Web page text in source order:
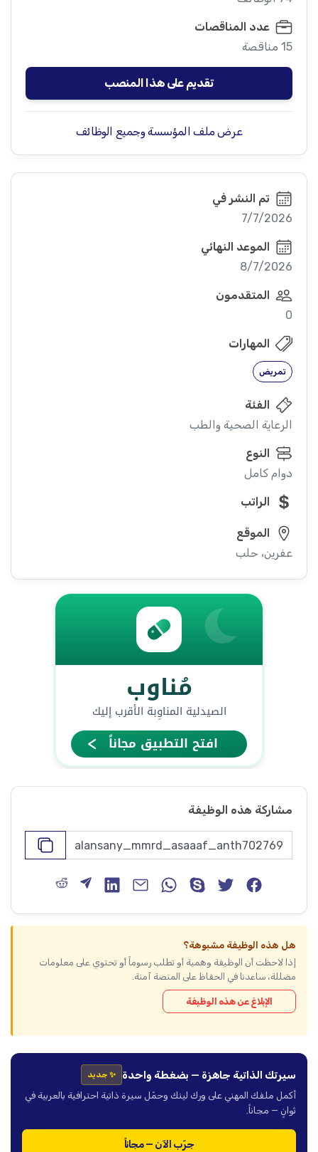
عدد المناقصات
15 مناقصة
تقديم على هذا المنصب
عرض ملف المؤسسة وجميع الوظائف
تم النشر في
7/7/2026
الموعد النهائي
8/7/2026
المتقدمون
0
المهارات
تمريض
الفئة
الرعاية الصحية والطب
النوع
دوام كامل
الراتب
الموقع
عفرين، حلب
مشاركة هذه الوظيفة
هل هذه الوظيفة مشبوهة؟
إذا لاحظت أن الوظيفة وهمية أو تطلب رسوماً أو تحتوي على معلومات
مضللة، ساعدنا في الحفاظ على المنصة آمنة.
الإبلاغ عن هذه الوظيفة
سيرتك الذاتية جاهزة — بضغطة واحدة ✨ جديد
أكمل ملفك المهني على ورك لينك وحمّل سيرة ذاتية احترافية بالعربية في
ثوانٍ — مجاناً.
جرّب الآن — مجاناً